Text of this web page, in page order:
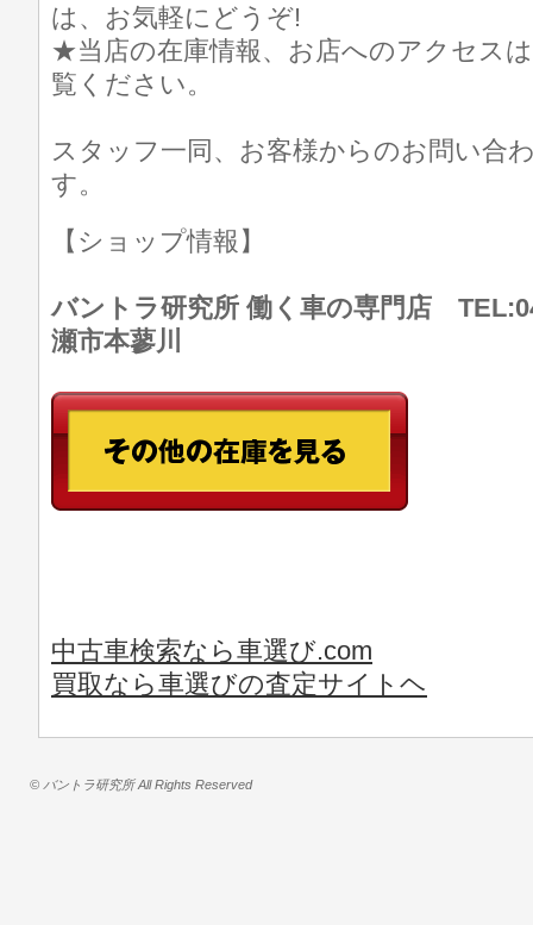
は、お気軽にどうぞ!
★当店の在庫情報、お店へのアクセス
覧ください。
スタッフ一同、お客様からのお問い合
す。
【ショップ情報】
バントラ研究所 働く車の専門店
瀬市本蓼川
中古車検索なら車選び.com
買取なら車選びの査定サイトヘ
© バントラ研究所 All Rights Reserved